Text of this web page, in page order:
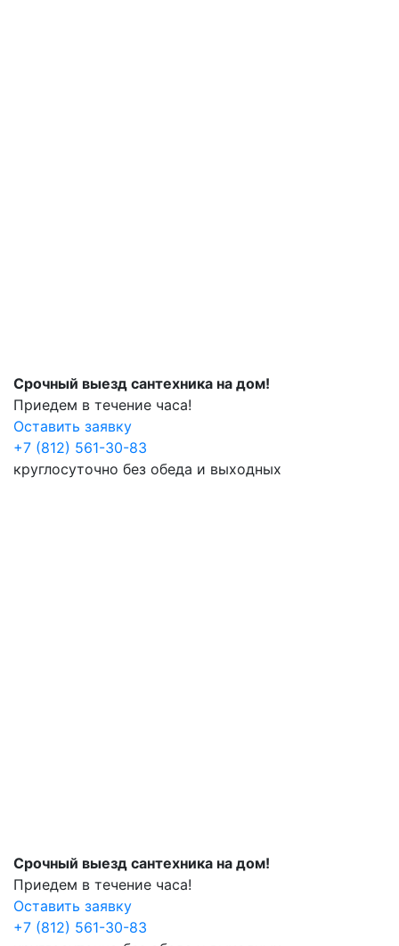
Срочный выезд сантехника на дом!
Приедем в течение часа!
Оставить заявку
+7 (812) 561-30-83
круглосуточно без обеда и выходных
Срочный выезд сантехника на дом!
Приедем в течение часа!
Оставить заявку
+7 (812) 561-30-83